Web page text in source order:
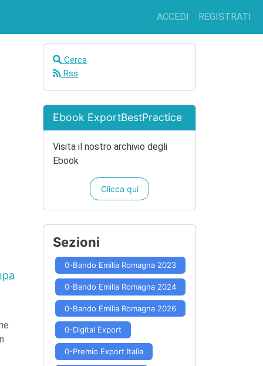
ACCEDI REGISTRATI
Cerca
Rss
Ebook ExportBestPractice
Visita il nostro archivio degli
Ebook
Clicca qui
Sezioni
0-Bando Emilia Romagna 2023
0-Bando Emilia Romagna 2024
0-Bando Emilia Romagna 2026
0-Digital Export
0-Premio Export Italia